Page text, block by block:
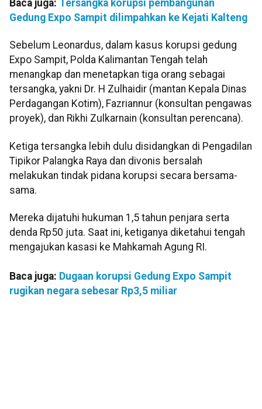
Baca juga: Tersangka korupsi pembangunan
Gedung Expo Sampit dilimpahkan ke Kejati Kalteng
Sebelum Leonardus, dalam kasus korupsi gedung
Expo Sampit, Polda Kalimantan Tengah telah
menangkap dan menetapkan tiga orang sebagai
tersangka, yakni Dr. H Zulhaidir (mantan Kepala Dinas
Perdagangan Kotim), Fazriannur (konsultan pengawas
proyek), dan Rikhi Zulkarnain (konsultan perencana).
Ketiga tersangka lebih dulu disidangkan di Pengadilan
Tipikor Palangka Raya dan divonis bersalah
melakukan tindak pidana korupsi secara bersama-
sama.
Mereka dijatuhi hukuman 1,5 tahun penjara serta
denda Rp50 juta. Saat ini, ketiganya diketahui tengah
mengajukan kasasi ke Mahkamah Agung RI.
Baca juga: Dugaan korupsi Gedung Expo Sampit
rugikan negara sebesar Rp3,5 miliar